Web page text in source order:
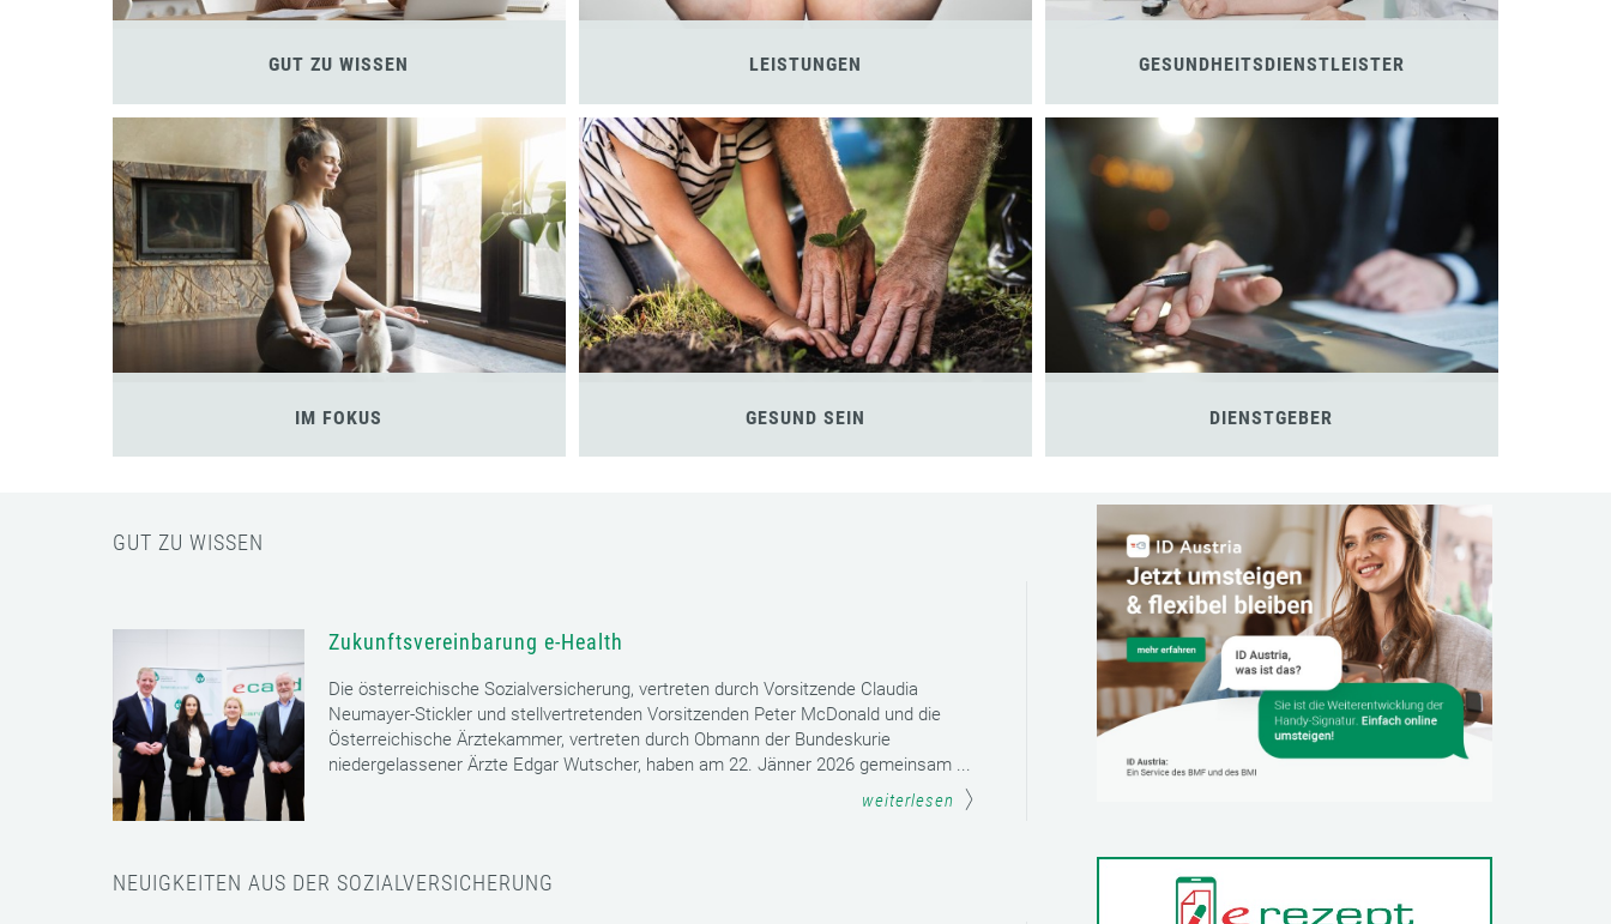
GUT ZU WISSEN LEISTUNGEN GESUNDHEITSDIENSTLEISTER
IM FOKUS GESUND SEIN DIENSTGEBER
GUT ZU WISSEN
Zukunftsvereinbarung e-Health
Die österreichische Sozialversicherung, vertreten durch Vorsitzende Claudia
Neumayer-Stickler und stellvertretenden Vorsitzenden Peter McDonald und die
Österreichische Ärztekammer, vertreten durch Obmann der Bundeskurie
niedergelassener Ärzte Edgar Wutscher, haben am 22. Jänner 2026 gemeinsam ...
weiterlesen
NEUIGKEITEN AUS DER SOZIALVERSICHERUNG